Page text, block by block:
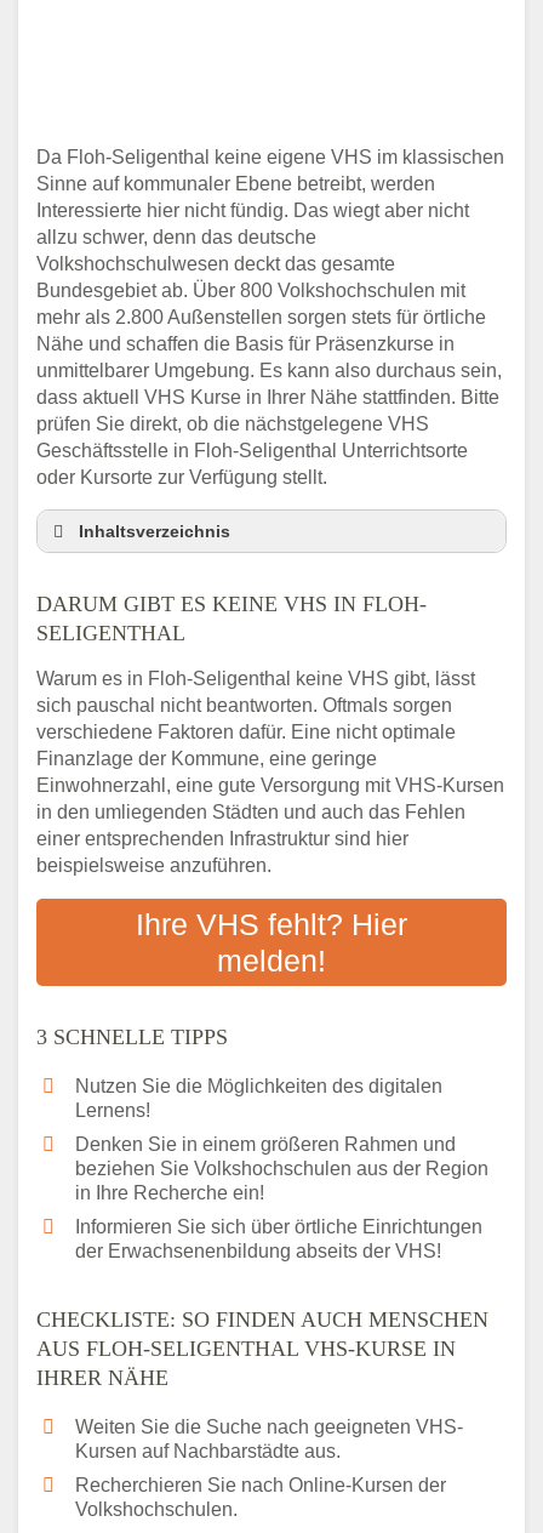
Da Floh-Seligenthal keine eigene VHS im klassischen
Sinne auf kommunaler Ebene betreibt, werden
Interessierte hier nicht fündig. Das wiegt aber nicht
allzu schwer, denn das deutsche
Volkshochschulwesen deckt das gesamte
Bundesgebiet ab. Über 800 Volkshochschulen mit
mehr als 2.800 Außenstellen sorgen stets für örtliche
Nähe und schaffen die Basis für Präsenzkurse in
unmittelbarer Umgebung. Es kann also durchaus sein,
dass aktuell VHS Kurse in Ihrer Nähe stattfinden. Bitte
prüfen Sie direkt, ob die nächstgelegene VHS
Geschäftsstelle in Floh-Seligenthal Unterrichtsorte
oder Kursorte zur Verfügung stellt.
Inhaltsverzeichnis
3 schnelle Tipps
Checkliste: So finden auch Menschen aus
Abendschule in der Region rund um Floh-
Seligenthal
VHS steht für Erwachsenenbildung
Online-Kurse: Alternative Angebote zum
VHS-Kurs
Vor- und Nachteile von Online-Kursen
Checkliste: Darauf kommt es bei
Bildungsangeboten an
Das bundesweite Volkshochschulwesen
DARUM GIBT ES KEINE VHS IN FLOH-
SELIGENTHAL
Warum es in Floh-Seligenthal keine VHS gibt, lässt
sich pauschal nicht beantworten. Oftmals sorgen
verschiedene Faktoren dafür. Eine nicht optimale
Finanzlage der Kommune, eine geringe
Einwohnerzahl, eine gute Versorgung mit VHS-Kursen
in den umliegenden Städten und auch das Fehlen
einer entsprechenden Infrastruktur sind hier
beispielsweise anzuführen.
Ihre VHS fehlt? Hier
melden!
3 SCHNELLE TIPPS
Nutzen Sie die Möglichkeiten des digitalen
Lernens!
Denken Sie in einem größeren Rahmen und
beziehen Sie Volkshochschulen aus der Region
in Ihre Recherche ein!
Informieren Sie sich über örtliche Einrichtungen
der Erwachsenenbildung abseits der VHS!
CHECKLISTE: SO FINDEN AUCH MENSCHEN
AUS FLOH-SELIGENTHAL VHS-KURSE IN
IHRER NÄHE
Weiten Sie die Suche nach geeigneten VHS-
Kursen auf Nachbarstädte aus.
Recherchieren Sie nach Online-Kursen der
Volkshochschulen.